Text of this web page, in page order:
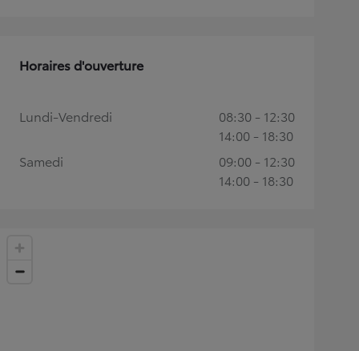
Horaires d'ouverture
Lundi-Vendredi
08:30 - 12:30
14:00 - 18:30
Samedi
09:00 - 12:30
14:00 - 18:30